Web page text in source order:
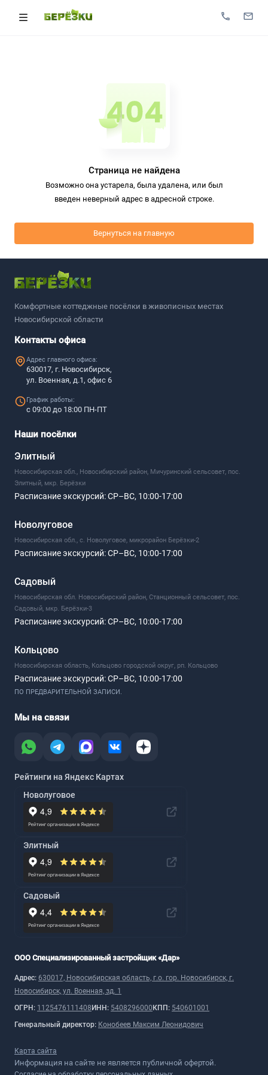
Страница не найдена
Возможно она устарела, была удалена, или был
введен неверный адрес в адресной строке.
Вернуться на главную
Комфортные коттеджные посёлки в живописных местах
Новосибирской области
Контакты офиса
Адрес главного офиса:
630017, г. Новосибирск,
ул. Военная, д.1, офис 6
График работы:
с 09:00 до 18:00 ПН-ПТ
Наши посёлки
Элитный
Новосибирская обл., Новосибирский район, Мичуринский сельсовет, пос.
Элитный, мкр. Берёзки
Расписание экскурсий:СР–ВС, 10:00-17:00
Новолуговое
Новосибирская обл., с. Новолуговое, микрорайон Берёзки-2
Расписание экскурсий:СР–ВС, 10:00-17:00
Садовый
Новосибирская обл. Новосибирский район, Станционный сельсовет, пос.
Садовый, мкр. Берёзки-3
Расписание экскурсий:СР–ВС, 10:00-17:00
Кольцово
Новосибирская область, Кольцово городской округ, рп. Кольцово
Расписание экскурсий:СР–ВС, 10:00-17:00
ПО ПРЕДВАРИТЕЛЬНОЙ ЗАПИСИ.
Мы на связи
Рейтинги на Яндекс Картах
Новолуговое
Элитный
Садовый
ООО Специализированный застройщик «Дар»
Адрес: 630017, Новосибирская область, г.о. гор. Новосибирск, г.
Новосибирск, ул. Военная, зд. 1
ОГРН: 1125476111408 ИНН: 5408296000 КПП: 540601001
Генеральный директор: Конобеев Максим Леонидович
Карта сайта
Информация на сайте не является публичной офертой.